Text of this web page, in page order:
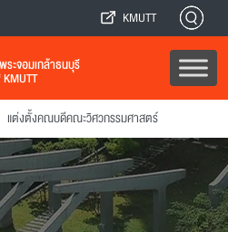
KMUTT
ระจอมเกล้าธนบุรี
แต่งตั้งคณบดีคณะวิศวกรรมศาสตร์